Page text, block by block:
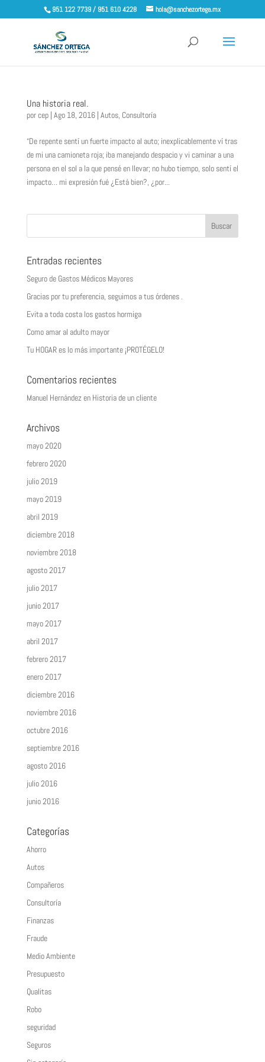
951 122 7739 / 951 610 4228 hola@sanchezortega.mx
Una historia real.
porcep| Ago 18, 2016| Autos, Consultoría
“De repente sentí un fuerte impacto al auto; inexplicablemente ví tras
de mi una camioneta roja; iba manejando despacio y vi caminar a una
persona en el sol a la que pensé en llevar; no hubo tiempo, solo sentí el
impacto… mi expresión fué ¿Está bien?, ¿por...
Entradas recientes
Seguro de Gastos Médicos Mayores
Gracias por tu preferencia, seguimos a tus órdenes .
Evita a toda costa los gastos hormiga
Como amar al adulto mayor
Tu HOGAR es lo más importante ¡PROTÉGELO!
Comentarios recientes
Manuel Hernándezen Historia de un cliente
Archivos
mayo 2020
febrero 2020
julio 2019
mayo 2019
abril 2019
diciembre 2018
noviembre 2018
agosto 2017
julio 2017
junio 2017
mayo 2017
abril 2017
febrero 2017
enero 2017
diciembre 2016
noviembre 2016
octubre 2016
septiembre 2016
agosto 2016
julio 2016
junio 2016
Categorías
Ahorro
Autos
Compañeros
Consultoría
Finanzas
Fraude
Medio Ambiente
Presupuesto
Qualitas
Robo
seguridad
Seguros